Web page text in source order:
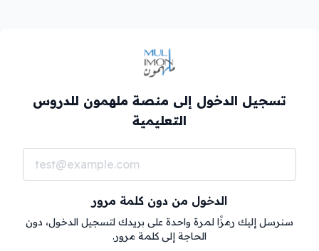
تسجيل الدخول إلى منصة ملهمون للدروس
التعليمية
الدخول من دون كلمة مرور
سنرسل إليك رمزًا لمرة واحدة على بريدك لتسجيل الدخول، دون
الحاجة إلى كلمة مرور.